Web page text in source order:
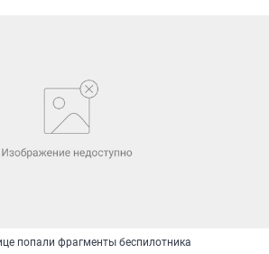
попали фрагменты беспилотника